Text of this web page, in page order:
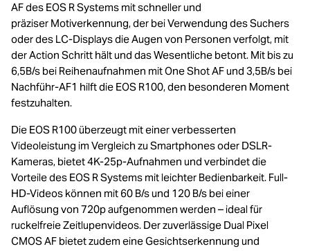
AF des EOS R Systems mit schneller und
präziser Motiverkennung, der bei Verwendung des Suchers
oder des LC-Displays die Augen von Personen verfolgt, mit
der Action Schritt hält und das Wesentliche betont. Mit bis zu
6,5B/s bei Reihenaufnahmen mit One Shot AF und 3,5B/s bei
Nachführ-AF1 hilft die EOS R100, den besonderen Moment
festzuhalten.
Die EOS R100 überzeugt mit einer verbesserten
Videoleistung im Vergleich zu Smartphones oder DSLR-
Kameras, bietet 4K-25p-Aufnahmen und verbindet die
Vorteile des EOS R Systems mit leichter Bedienbarkeit. Full-
HD-Videos können mit 60 B/s und 120 B/s bei einer
Auflösung von 720p aufgenommen werden – ideal für
ruckelfreie Zeitlupenvideos. Der zuverlässige Dual Pixel
CMOS AF bietet zudem eine Gesichtserkennung und